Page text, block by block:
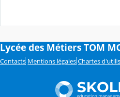
Lycée des Métiers TOM
Contacts Mentions légales Chartes